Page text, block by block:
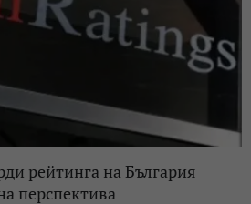
рейтинга на България
перспектива